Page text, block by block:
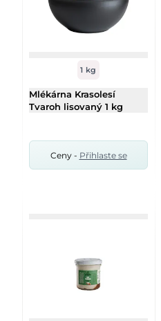
1 kg
Mlékárna Krasolesí
Tvaroh lisovaný 1 kg
Ceny - Přihlaste se